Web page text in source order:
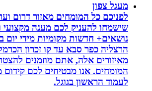
מעגל צפון
לפניכם כל המומחים מאזור דרום וערי
שישמחו להעניק לכם מענה מקצועי
נושאים+ חדשות מקומיות מידי יום
הרצליה כפר סבא עד קו זכרון הכרמל.
מאיזורים אלה, אתם מוזמנים להצטרף
המומחים. אנו מבטיחים לכם קידום
לעמוד הראשון בגוגל.